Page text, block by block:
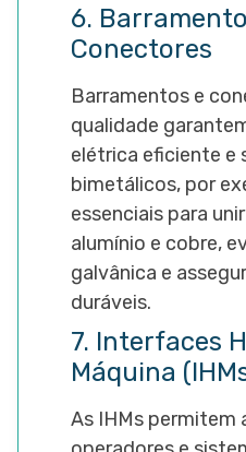
6.
Conectores
Barramentos e
qualidade
elétrica eficiente e
bimetálicos, por
essenciais para
alumínio e cobre,
galvânica e
duráveis.
7. Interfaces
Máquina
As IHMs permitem